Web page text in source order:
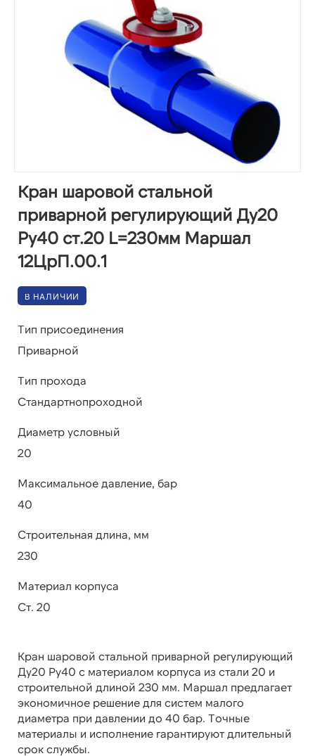
Кран шаровой стальной
приварной регулирующий Ду20
Ру40 ст.20 L=230мм Маршал
12ЦрП.00.1
В НАЛИЧИИ
Тип присоединения
Приварной
Тип прохода
Стандартнопроходной
Диаметр условный
20
Максимальное давление, бар
40
Строительная длина, мм
230
Материал корпуса
Ст. 20
Кран шаровой стальной приварной регулирующий
Ду20 Ру40 с материалом корпуса из стали 20 и
строительной длиной 230 мм. Маршал предлагает
экономичное решение для систем малого
диаметра при давлении до 40 бар. Точные
материалы и исполнение гарантируют длительный
срок службы.